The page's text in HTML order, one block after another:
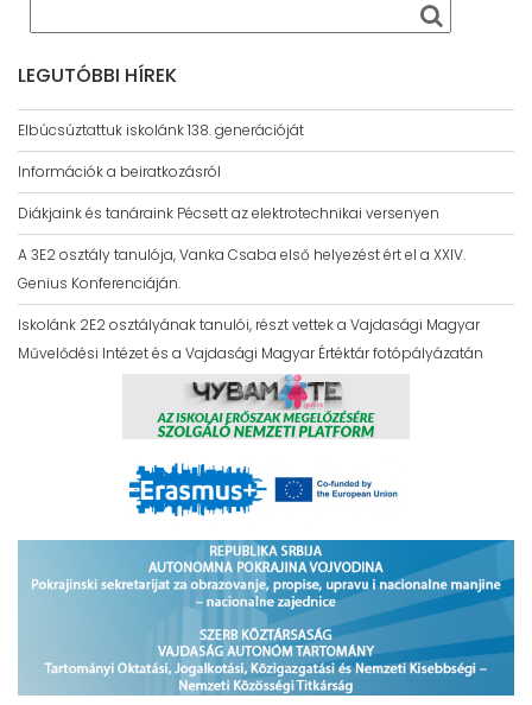
LEGUTÓBBI HÍREK
Elbúcsúztattuk iskolánk 138. generációját
Információk a beiratkozásról
Diákjaink és tanáraink Pécsett az elektrotechnikai versenyen
A 3E2 osztály tanulója, Vanka Csaba első helyezést ért el a XXIV.
Genius Konferenciáján.
Iskolánk 2E2 osztályának tanulói, részt vettek a Vajdasági Magyar
Művelődési Intézet és a Vajdasági Magyar Értéktár fotópályázatán